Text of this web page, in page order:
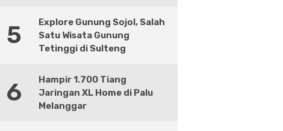
5
Explore Gunung Sojol, Salah
Satu Wisata Gunung
Tetinggi di Sulteng
6
Hampir 1.700 Tiang
Jaringan XL Home di Palu
Melanggar